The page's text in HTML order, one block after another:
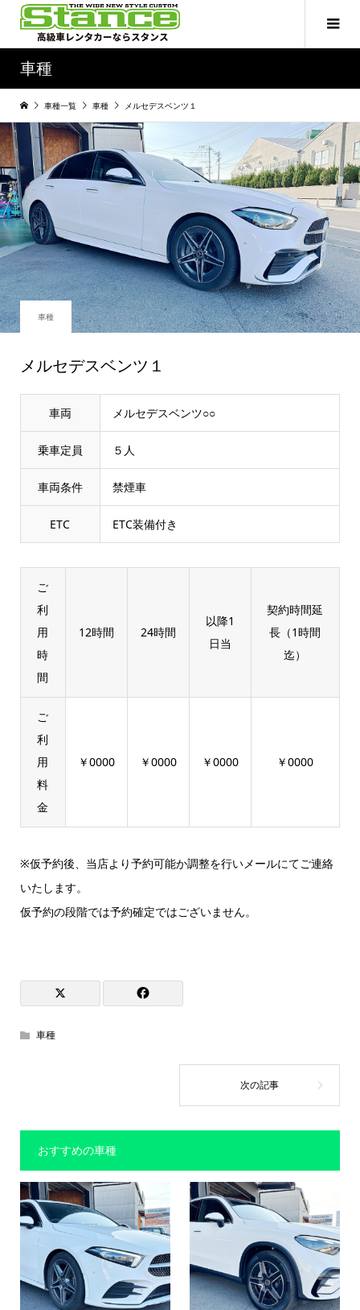
車種
車種一覧 車種 メルセデスベンツ１
車種
メルセデスベンツ１
車両 メルセデスベンツ○○
乗車定員 ５人
車両条件 禁煙車
ETC ETC装備付き
ご
利
用
時
間
12時間 24時間
以降1
日当
契約時間延
長（1時間
迄）
ご
利
用
料
金
￥0000 ￥0000 ￥0000 ￥0000
※仮予約後、当店より予約可能か調整を行いメールにてご連絡
いたします。
仮予約の段階では予約確定ではございません。
車種
おすすめの車種